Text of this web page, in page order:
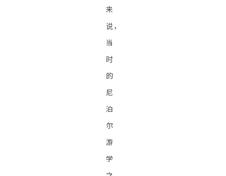
来
说，
当
时
的
尼
泊
尔
游
学